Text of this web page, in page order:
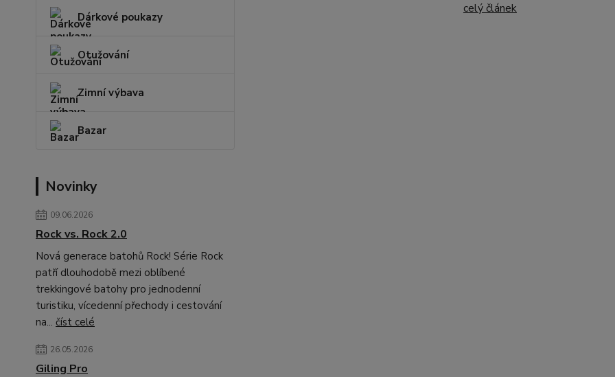
Dárkové poukazy
Otužování
Zimní výbava
Bazar
Novinky
09.06.2026
Rock vs. Rock 2.0
Nová generace batohů Rock! Série Rock
patří dlouhodobě mezi oblíbené
trekkingové batohy pro jednodenní
turistiku, vícedenní přechody i cestování
na... číst celé
26.05.2026
Giling Pro
celý článek